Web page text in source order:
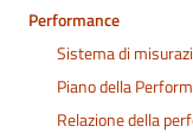
Performance
Sistema di
Piano della
Relazione della